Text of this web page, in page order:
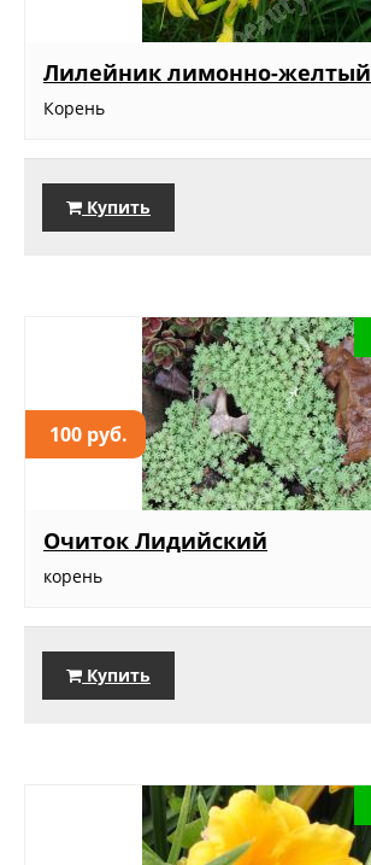
Лилейник лимонно-желтый
Корень
Купить
100 руб.
Очиток Лидийский
корень
Купить